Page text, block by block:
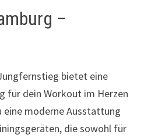
–
bietet eine
für dein Workout im Herzen
moderne Ausstattung
die sowohl für